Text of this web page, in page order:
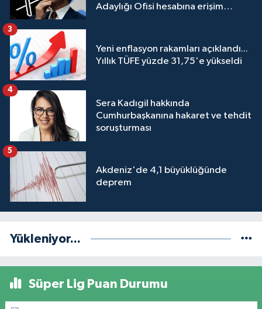
Adaylığı Ofisi hesabına erişim
Yeni enflasyon rakamları açıklandı...
Yıllık TÜFE yüzde 31,75'e yükseldi
3
Sera Kadıgil hakkında
Cumhurbaşkanına hakaret ve tehdit
soruşturması
4
Akdeniz'de 4,1 büyüklüğünde
deprem
5
Yükleniyor...
Süper Lig Puan Durumu